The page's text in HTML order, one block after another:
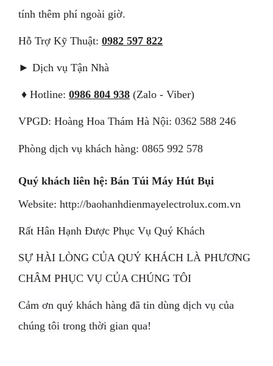
tính thêm phí ngoài giờ.
Hỗ Trợ Kỹ Thuật: 0982 597 822
► Dịch vụ Tận Nhà
♦ Hotline: 0986 804 938 (Zalo - Viber)
VPGD: Hoàng Hoa Thám Hà Nội: 0362 588 246
Phòng dịch vụ khách hàng: 0865 992 578
Quý khách liên hệ: Bán Túi Máy Hút Bụi
Website: http://baohanhdienmayelectrolux.com.vn
Rất Hân Hạnh Được Phục Vụ Quý Khách
SỰ HÀI LÒNG CỦA QUÝ KHÁCH LÀ PHƯƠNG
CHÂM PHỤC VỤ CỦA CHÚNG TÔI
Cảm ơn quý khách hàng đã tin dùng dịch vụ của
chúng tôi trong thời gian qua!